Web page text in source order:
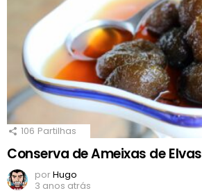
106 Partilhas
Conserva de Ameixas de Elvas
porHugo
3 anos atrás